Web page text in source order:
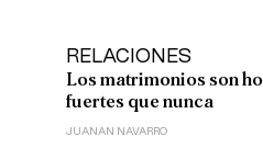
RELACIONES
Los matrimonios son
fuertes que nunca
JUANAN NAVARRO